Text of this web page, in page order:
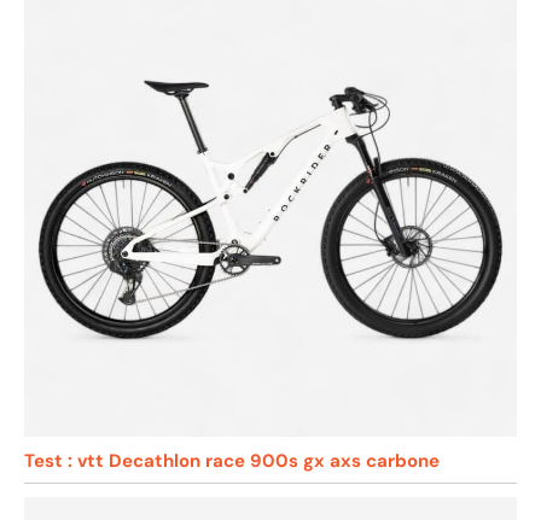
Test : vtt Decathlon race 900s gx axs carbone